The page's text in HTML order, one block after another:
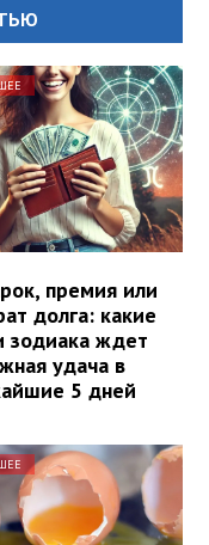
премия или
долга: какие
зодиака ждет
удача в
5 дней